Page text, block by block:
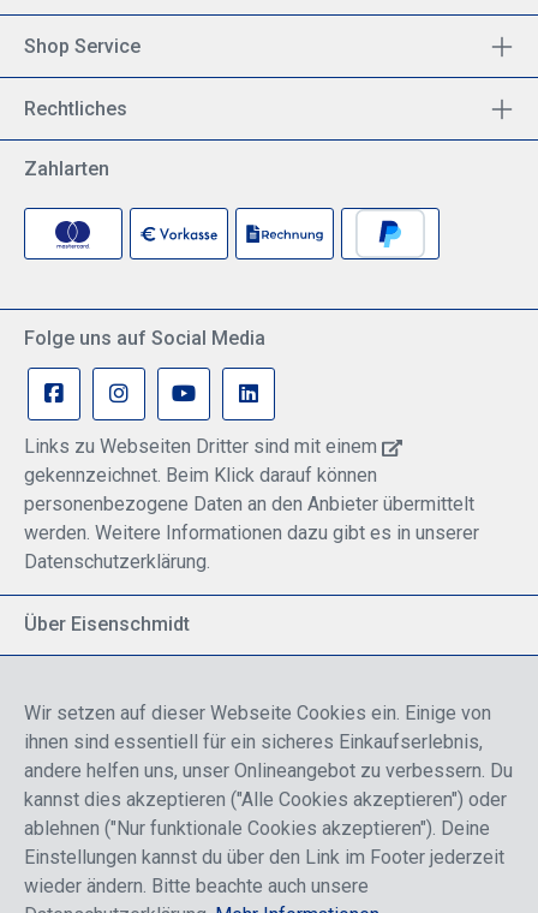
Shop Service
Rechtliches
Zahlarten
Folge uns auf Social Media
Links zu Webseiten Dritter sind mit einem
gekennzeichnet. Beim Klick darauf können
personenbezogene Daten an den Anbieter übermittelt
werden. Weitere Informationen dazu gibt es in unserer
Datenschutzerklärung.
Über Eisenschmidt
Breite Palette von Luftfahrtprodukten
Fokus auf Pilotenausbildung
Sicher einkaufen
Wir setzen auf dieser Webseite Cookies ein. Einige von
ihnen sind essentiell für ein sicheres Einkaufserlebnis,
andere helfen uns, unser Onlineangebot zu verbessern. Du
kannst dies akzeptieren ("Alle Cookies akzeptieren") oder
ablehnen ("Nur funktionale Cookies akzeptieren"). Deine
Einstellungen kannst du über den Link im Footer jederzeit
wieder ändern. Bitte beachte auch unsere